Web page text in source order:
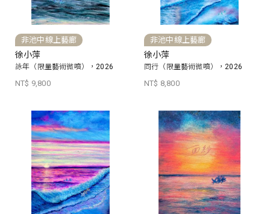
非池中線上藝廊
徐小萍
詠年（限量藝術微噴），2026
NT$ 9,800
非池中線上藝廊
徐小萍
同行（限量藝術微噴），2026
NT$ 8,800